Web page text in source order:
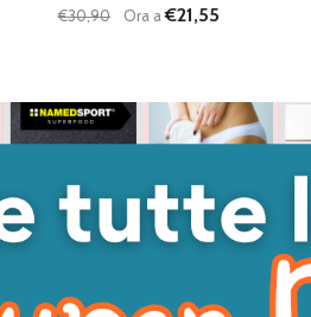
€30,90 Ora a€21,55